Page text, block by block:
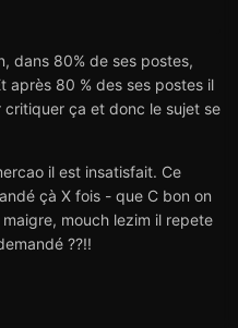
dans 80% de ses postes,
après 80 % des ses postes il
ça et donc le sujet se
il est insatisfait. Ce
çà X fois - que C bon on
mouch lezim il repete
??!!